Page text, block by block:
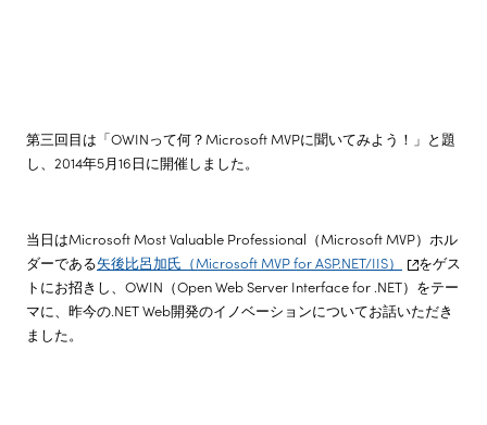
第三回目は「OWINって何？Microsoft MVPに聞いてみよう！」と題
し、2014年5月16日に開催しました。
当日はMicrosoft Most Valuable Professional（Microsoft MVP）ホル
ダーである矢後比呂加氏（Microsoft MVP for ASP.NET/IIS）
をゲス
トにお招きし、OWIN（Open Web Server Interface for .NET）をテー
マに、昨今の.NET Web開発のイノベーションについてお話いただき
ました。